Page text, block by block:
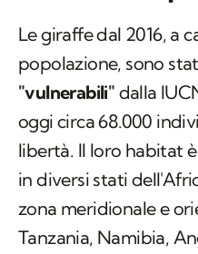
Le giraffe dal 2016, a
popolazione, sono
"vulnerabili" dalla
oggi circa 68.000
libertà. Il loro habitat
in diversi stati
zona meridionale e
Tanzania, Namibia,